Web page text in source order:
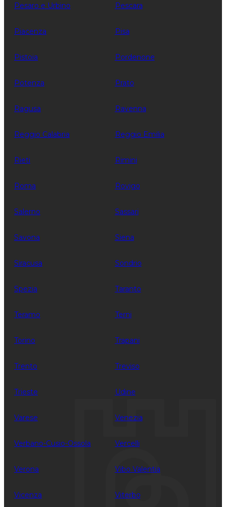
Pesaro e Urbino Pescara
Piacenza Pisa
Pistoia Pordenone
Potenza Prato
Ragusa Ravenna
Reggio Calabria Reggio Emilia
Rieti Rimini
Roma Rovigo
Salerno Sassari
Savona Siena
Siracusa Sondrio
Spezia Taranto
Teramo Terni
Torino Trapani
Trento Treviso
Trieste Udine
Varese Venezia
Verbano-Cusio-Ossola Vercelli
Verona Vibo Valentia
Vicenza Viterbo